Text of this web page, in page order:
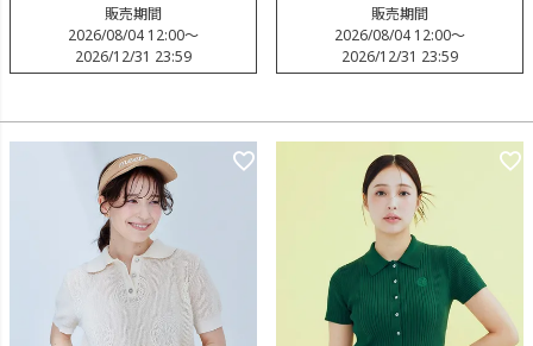
販売期間
2026/08/04 12:00〜
2026/12/31 23:59
販売期間
2026/08/04 12:00〜
2026/12/31 23:59